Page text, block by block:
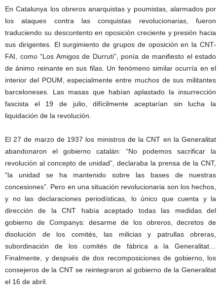
En Catalunya los obreros anarquistas y poumistas, alarmados por
los ataques contra las conquistas revolucionarias, fueron
traduciendo su descontento en oposición creciente y presión hacia
sus dirigentes. El surgimiento de grupos de oposición en la CNT-
FAI, como “Los Amigos de Durruti”, ponía de manifiesto el estado
de ánimo reinante en sus filas. Un fenómeno similar ocurría en el
interior del POUM, especialmente entre muchos de sus militantes
barceloneses. Las masas que habían aplastado la insurrección
fascista el 19 de julio, difícilmente aceptarían sin lucha la
liquidación de la revolución.
El 27 de marzo de 1937 los ministros de la CNT en la Generalitat
abandonaron el gobierno catalán: “No podemos sacrificar la
revolución al concepto de unidad”, declaraba la prensa de la CNT,
“la unidad se ha mantenido sobre las bases de nuestras
concesiones”. Pero en una situación revolucionaria son los hechos,
y no las declaraciones periodísticas, lo único que cuenta y la
dirección de la CNT había aceptado todas las medidas del
gobierno de Companys: desarme de los obreros, decretos de
disolución de los comités, las milicias y patrullas obreras,
subordinación de los comités de fábrica a la Generalitat…
Finalmente, y después de dos recomposiciones de gobierno, los
consejeros de la CNT se reintegraron al gobierno de la Generalitat
el 16 de abril.